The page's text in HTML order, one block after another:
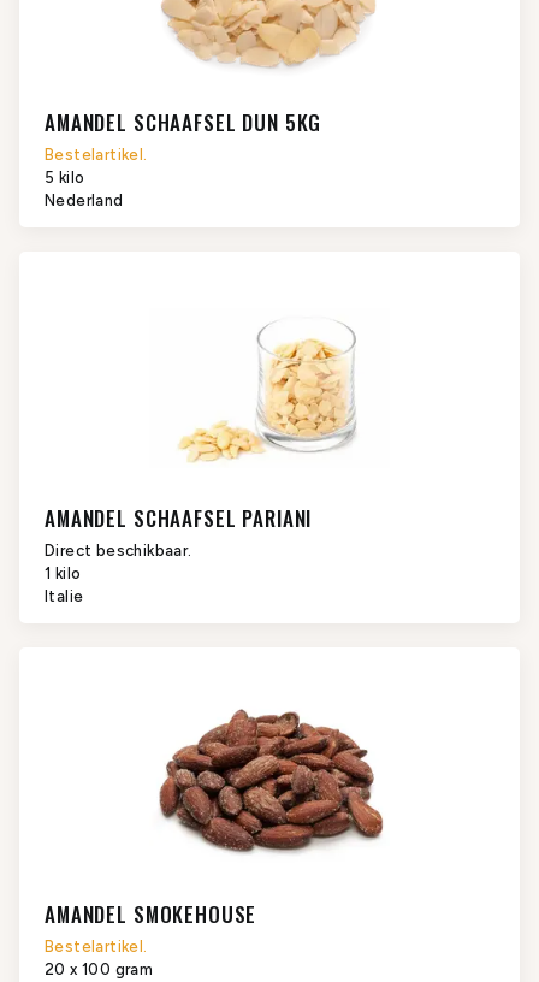
AMANDEL SCHAAFSEL DUN 5KG
Bestelartikel.
5 kilo
Nederland
AMANDEL SCHAAFSEL PARIANI
Direct beschikbaar.
1 kilo
Italie
AMANDEL SMOKEHOUSE
Bestelartikel.
20 x 100 gram